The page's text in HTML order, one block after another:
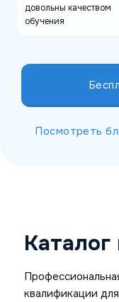
довольны качеством
обучения
Посмотреть
квалификации